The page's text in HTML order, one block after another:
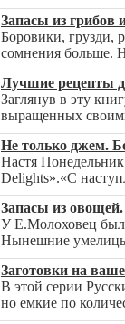
Запасы из грибов
Боровики, грузди,
сомнения больше.
Лучшие рецепты
Заглянув в эту
выращенных
Не только джем.
Настя
Delights».«С
Запасы из
У Е.Молоховец
Нынешние
Заготовки на
В этой серии
но емкие по